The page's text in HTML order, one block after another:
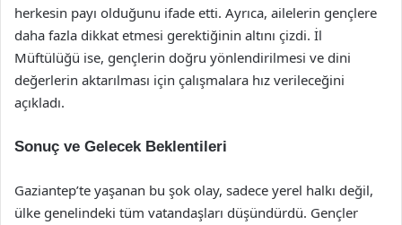
herkesin payı olduğunu ifade etti. Ayrıca, ailelerin gençlere
daha fazla dikkat etmesi gerektiğinin altını çizdi. İl
Müftülüğü ise, gençlerin doğru yönlendirilmesi ve dini
değerlerin aktarılması için çalışmalara hız verileceğini
açıkladı.
Sonuç ve Gelecek Beklentileri
Gaziantep’te yaşanan bu şok olay, sadece yerel halkı değil,
ülke genelindeki tüm vatandaşları düşündürdü. Gençler